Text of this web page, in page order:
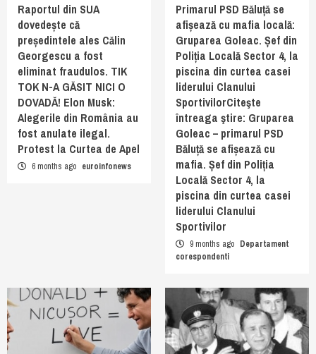
Raportul din SUA
dovedește că
președintele ales Călin
Georgescu a fost
eliminat fraudulos. TIK
TOK N-A GĂSIT NICI O
DOVADĂ! Elon Musk:
Alegerile din România au
fost anulate ilegal.
Protest la Curtea de Apel
6 months ago euroinfonews
Primarul PSD Băluță se
afișează cu mafia locală:
Gruparea Goleac. Șef din
Poliția Locală Sector 4, la
piscina din curtea casei
liderului Clanului
SportivilorCiteşte
întreaga ştire: Gruparea
Goleac – primarul PSD
Băluță se afișează cu
mafia. Șef din Poliția
Locală Sector 4, la
piscina din curtea casei
liderului Clanului
Sportivilor
9 months ago Departament
corespondenti